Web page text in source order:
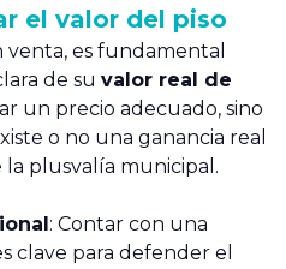
el valor del piso
es fundamental
de su valor real de
un precio adecuado, sino
o no una ganancia real
plusvalía municipal.
: Contar con una
clave para defender el